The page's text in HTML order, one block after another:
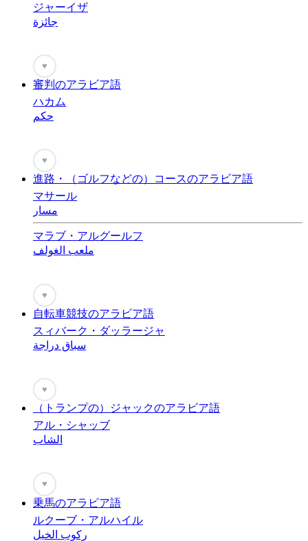
ジャーイザ
جائزة
♥
審判のアラビア語
ハカム
حكم
♥
進路・（ゴルフなどの）コースのアラビア語
マサール
مسار
マラブ・アルグールフ
ملعب الغولف
♥
自転車競技のアラビア語
スィバーク・ダッラージャ
سباق دراجة
♥
（トランプの）ジャックのアラビア語
アル・シャッブ
الشاب
♥
乗馬のアラビア語
ルクーブ・アルハイル
ركوب الخيل